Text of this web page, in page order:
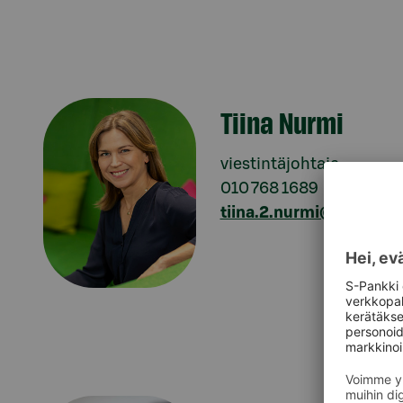
Tiina Nurmi
viestintäjohtaja
010 768 1689
tiina.2.nurmi@s-